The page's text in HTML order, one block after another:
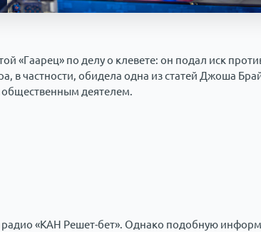
«Гаарец» по делу о клевете: он подал иск
в частности, обидела одна из статей Джоша
деятелем.
радио «КАН Решет-бет». Однако подобную